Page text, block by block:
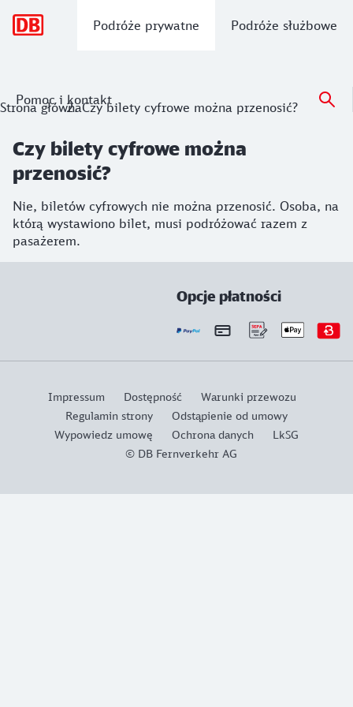
Podróże prywatne Podróże służbowe
Pomoc i kontakt
Strona głównaCzy bilety cyfrowe można przenosić?
Czy bilety cyfrowe można
przenosić?
Nie, biletów cyfrowych nie można przenosić. Osoba, na
którą wystawiono bilet, musi podróżować razem z
pasażerem.
Opcje płatności
Impressum Dostępność
Warunki przewozu
Regulamin strony
Odstąpienie od umowy
Wypowiedz umowę
Ochrona danych
LkSG
© DB Fernverkehr AG